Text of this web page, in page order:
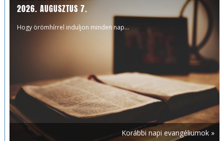
2026. AUGUSZTUS 7.
Hogy örömhírrel induljon minden nap...
Korábbi napi evangéliumok »